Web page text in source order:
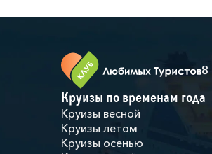
8
Круизы по временам года
Круизы весной
Круизы летом
Круизы осенью